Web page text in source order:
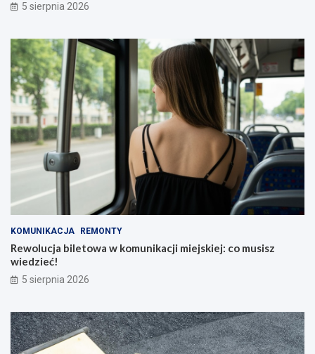
5 sierpnia 2026
KOMUNIKACJA REMONTY
Rewolucja biletowa w komunikacji miejskiej: co musisz
wiedzieć!
5 sierpnia 2026